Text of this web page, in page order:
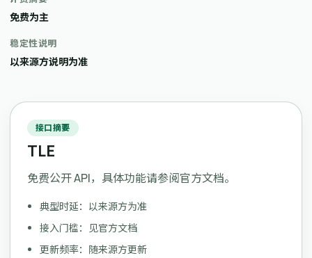
免费为主
稳定性说明
以来源方说明为准
接口摘要
TLE
免费公开 API，具体功能请参阅官方文档。
典型时延：以来源方为准
接入门槛：见官方文档
更新频率：随来源方更新